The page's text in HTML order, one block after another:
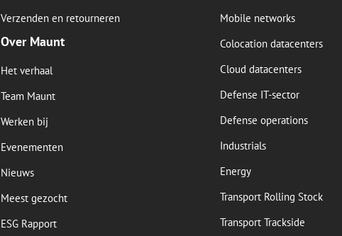
Verzenden en retourneren
Over Maunt
Het verhaal
Team Maunt
Werken bij
Evenementen
Nieuws
Meest gezocht
ESG Rapport
Mobile networks
Colocation datacenters
Cloud datacenters
Defense IT-sector
Defense operations
Industrials
Energy
Transport Rolling Stock
Transport Trackside